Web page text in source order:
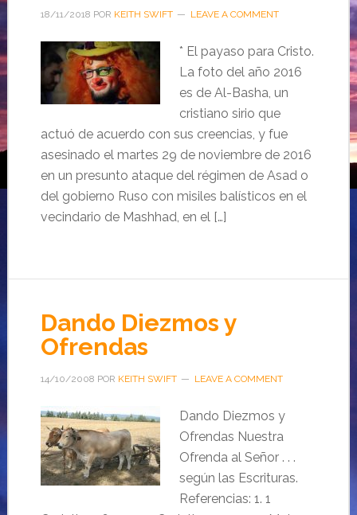
18/11/2018 POR KEITH SWIFT LEAVE A COMMENT
* El payaso para Cristo.
La foto del año 2016
es de Al-Basha, un
cristiano sirio que
actuó de acuerdo con sus creencias, y fue
asesinado el martes 29 de noviembre de 2016
en un presunto ataque del régimen de Asad o
del gobierno Ruso con misiles balísticos en el
vecindario de Mashhad, en el […]
Dando Diezmos y
Ofrendas
14/10/2008 POR KEITH SWIFT LEAVE A COMMENT
Dando Diezmos y
Ofrendas Nuestra
Ofrenda al Señor . . .
según las Escrituras.
Referencias: 1. 1